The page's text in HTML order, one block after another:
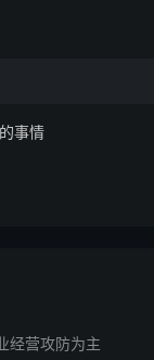
事情
经营攻防为主